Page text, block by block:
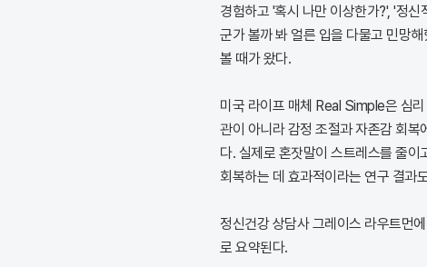
경험하고 '혹시 나만 이상한가?', '정
군가 볼까 봐 얼른 입을 다물고 민망
볼 때가 왔다.
미국 라이프 매체 Real Simple은 심
관이 아니라 감정 조절과 자존감 회
다. 실제로 혼잣말이 스트레스를 줄
회복하는 데 효과적이라는 연구 결과
정신건강 상담사 그레이스 라우트먼
로 요약된다.